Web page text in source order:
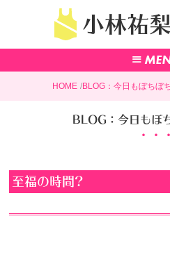
小林祐
HOME BLOG：今日もぼちぼ
BLOG：今日もぼ
至福の時間?